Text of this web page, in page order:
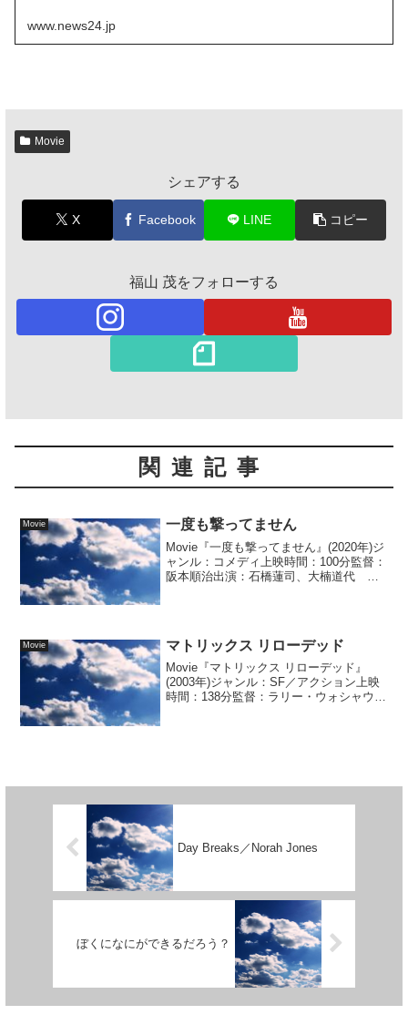
www.news24.jp
Movie
シェアする
X Facebook LINE コピー
福山 茂をフォローする
関連記事
Movie 一度も撃ってません
Movie『一度も撃ってません』(2020年)ジ
ャンル：コメディ上映時間：100分監督：
阪本順治出演：石橋蓮司、大楠道代 他
Movie マトリックス リローデッド
Movie『マトリックス リローデッド』
(2003年)ジャンル：SF／アクション上映
時間：138分監督：ラリー・ウォシャウス
Day Breaks／Norah Jones
ぼくになにができるだろう？